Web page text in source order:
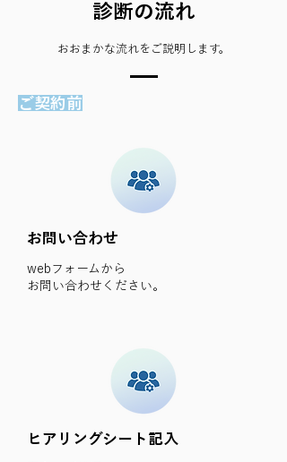
診断の流れ
​おおまかな流れをご説明します。
ご契約前
お問い合わせ
webフォームから
お問い合わせください。
ヒアリングシート記入